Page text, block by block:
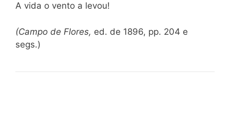
A vida o vento a levou!
(Campo de Flores, ed. de 1896, pp. 204 e
segs.)